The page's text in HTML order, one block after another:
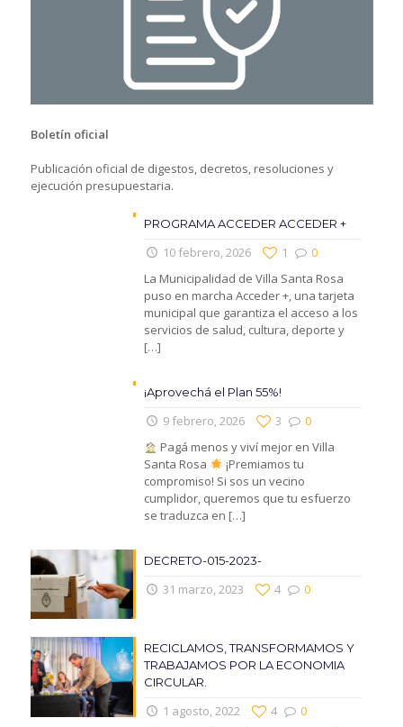
Boletín oficial
Publicación oficial de digestos, decretos, resoluciones y
ejecución presupuestaria.
PROGRAMA ACCEDER ACCEDER +
10 febrero, 2026 0
1
La Municipalidad de Villa Santa Rosa
puso en marcha Acceder +, una tarjeta
municipal que garantiza el acceso a los
servicios de salud, cultura, deporte y
[…]
¡Aprovechá el Plan 55%!
9 febrero, 2026 0
3
Pagá menos y viví mejor en Villa
Santa Rosa
¡Premiamos tu
compromiso! Si sos un vecino
cumplidor, queremos que tu esfuerzo
se traduzca en […]
DECRETO-015-2023-
31 marzo, 2023 0
4
RECICLAMOS, TRANSFORMAMOS Y
TRABAJAMOS POR LA ECONOMIA
CIRCULAR.
1 agosto, 2022 0
4